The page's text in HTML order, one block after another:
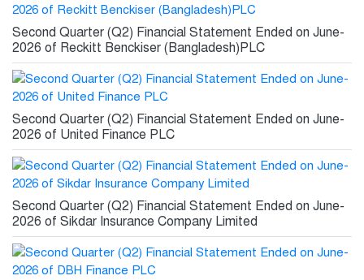
Second Quarter (Q2) Financial Statement Ended on June-
2026 of Reckitt Benckiser (Bangladesh)PLC
Second Quarter (Q2) Financial Statement Ended on June-
2026 of United Finance PLC
Second Quarter (Q2) Financial Statement Ended on June-
2026 of Sikdar Insurance Company Limited